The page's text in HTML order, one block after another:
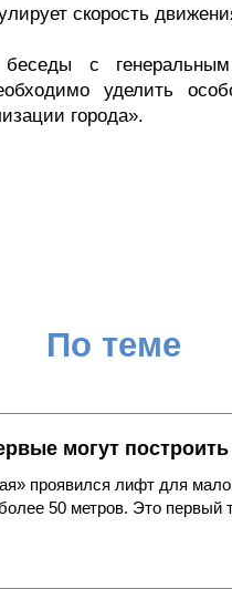
скорость
с
уделить
города».
По теме
могут
проявился лифт для
50 метров. Это первый